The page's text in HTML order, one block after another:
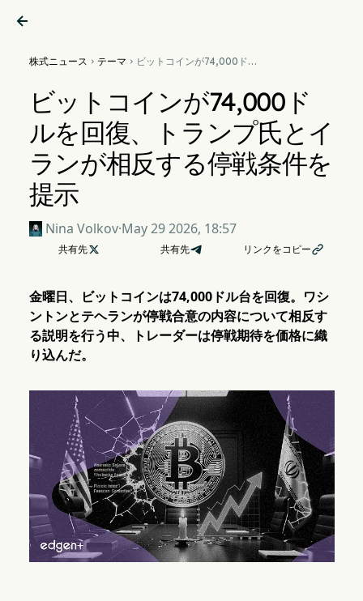

株式ニュース  テーマ  ビットコインが74,000ドル
ビットコインが74,000ド
ルを回復、トランプ氏とイ
ランが相反する停戦条件を
提示
Nina Volkov·May 29 2026, 18:57
共有先 共有先 リンクをコピー
金曜日、ビットコインは74,000ドル台を回復。ワシ
ントンとテヘランが停戦合意の内容について相反す
る説明を行う中、トレーダーは停戦期待を価格に織
り込んだ。